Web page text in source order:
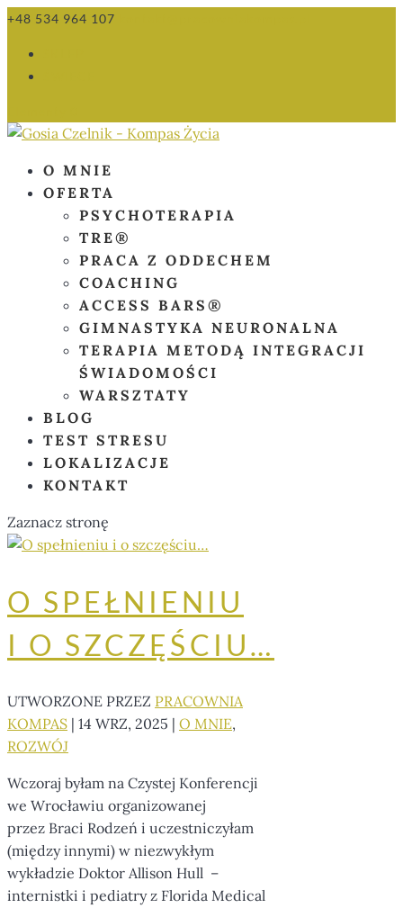
+48 534 964 107
O MNIE
OFERTA
PSYCHOTERAPIA
TRE®
PRACA Z ODDECHEM
COACHING
ACCESS BARS®
GIMNASTYKA NEURONALNA
TERAPIA METODĄ INTEGRACJI
ŚWIADOMOŚCI
WARSZTATY
BLOG
TEST STRESU
LOKALIZACJE
KONTAKT
Zaznacz stronę
O SPEŁNIENIU
I O SZCZĘŚCIU…
UTWORZONE PRZEZ PRACOWNIA
KOMPAS | 14 WRZ, 2025 | O MNIE,
ROZWÓJ
Wczoraj byłam na Czystej Konferencji
we Wrocławiu organizowanej
przez Braci Rodzeń i uczestniczyłam
(między innymi) w niezwykłym
wykładzie Doktor Allison Hull –
internistki i pediatry z Florida Medical